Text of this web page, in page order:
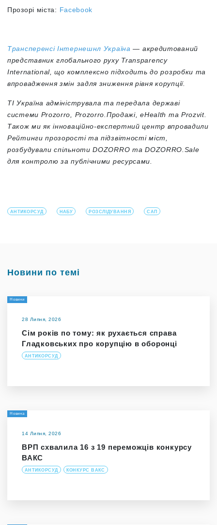
Прозорі міста: Facebook
Трансперенсі Інтернешнл Україна — акредитований
представник глобального руху Transparency
International, що комплексно підходить до розробки та
впровадження змін задля зниження рівня корупції.
ТІ Україна адмініструвала та передала державі
системи Prozorro, Prozorro.Продажі, eHealth та Prozvit.
Також ми як інноваційно-експертний центр впровадили
Рейтинги прозорості та підзвітності міст,
розбудували спільноти DOZORRO та DOZORRO.Sale
для контролю за публічними ресурсами.
АНТИКОРСУД НАБУ РОЗСЛІДУВАННЯ САП
Новини по темі
Новини
28 Липня, 2026
Сім років по тому: як рухається справа
Гладковських про корупцію в оборонці
АНТИКОРСУД
Новина
14 Липня, 2026
ВРП схвалила 16 з 19 переможців конкурсу
ВАКС
АНТИКОРСУД КОНКУРС ВАКС